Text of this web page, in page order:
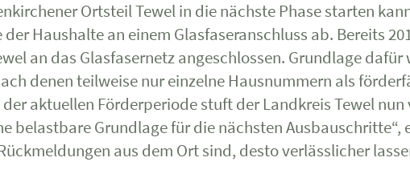
Ortsteil Tewel in die nächste Phase starten
Haushalte an einem Glasfaseranschluss ab. Bereits
an das Glasfasernetz angeschlossen. Grundlage
denen teilweise nur einzelne Hausnummern als
aktuellen Förderperiode stuft der Landkreis Tewel
belastbare Grundlage für die nächsten
aus dem Ort sind, desto verlässlicher